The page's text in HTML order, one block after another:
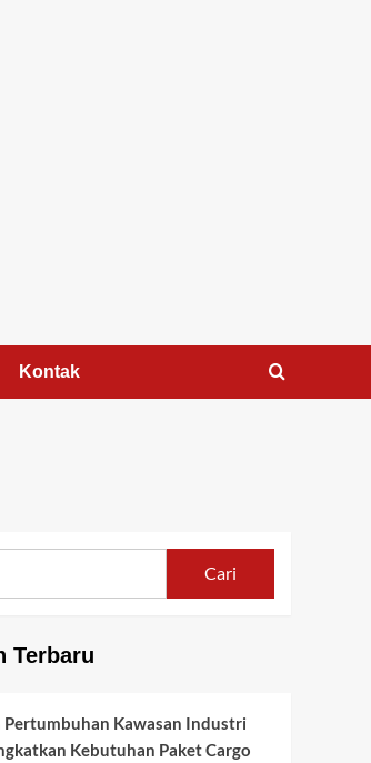
Kontak
Cari
Terbaru
Pertumbuhan Kawasan Industri
Kebutuhan Paket Cargo